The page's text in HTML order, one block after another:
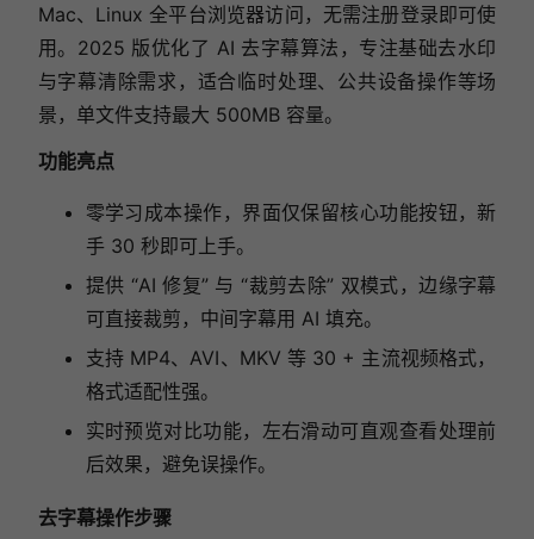
Mac、Linux 全平台浏览器访问，无需注册登录即可使
用。2025 版优化了 AI 去字幕算法，专注基础去水印
与字幕清除需求，适合临时处理、公共设备操作等场
景，单文件支持最大 500MB 容量。
功能亮点
零学习成本操作，界面仅保留核心功能按钮，新
手 30 秒即可上手。
提供 “AI 修复” 与 “裁剪去除” 双模式，边缘字幕
可直接裁剪，中间字幕用 AI 填充。
支持 MP4、AVI、MKV 等 30 + 主流视频格式，
格式适配性强。
实时预览对比功能，左右滑动可直观查看处理前
后效果，避免误操作。
去字幕操作步骤